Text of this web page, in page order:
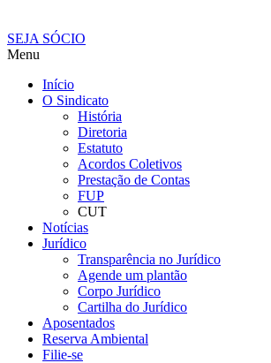
SEJA SÓCIO
Menu
Início
O Sindicato
História
Diretoria
Estatuto
Acordos Coletivos
Prestação de Contas
FUP
CUT
Notícias
Jurídico
Transparência no Jurídico
Agende um plantão
Corpo Jurídico
Cartilha do Jurídico
Aposentados
Reserva Ambiental
Filie-se